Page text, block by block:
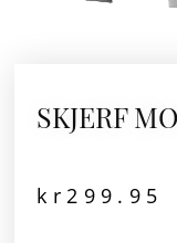
SKJERF
kr 299.95